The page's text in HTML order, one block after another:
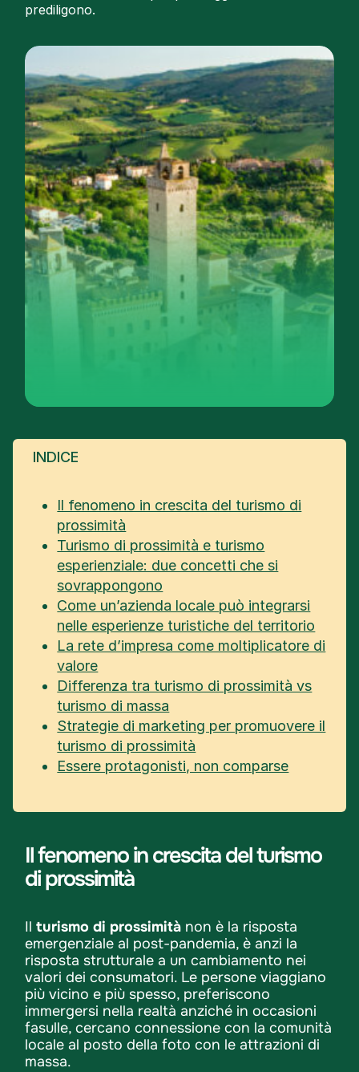
prediligono.
INDICE
Il fenomeno in crescita del turismo di
prossimità
Turismo di prossimità e turismo
esperienziale: due concetti che si
sovrappongono
Come un’azienda locale può integrarsi
nelle esperienze turistiche del territorio
La rete d’impresa come moltiplicatore di
valore
Differenza tra turismo di prossimità vs
turismo di massa
Strategie di marketing per promuovere il
turismo di prossimità
Essere protagonisti, non comparse
Il fenomeno in crescita del turismo
di prossimità
Ilturismo di prossimità non è la risposta
emergenziale al post-pandemia, è anzi la
risposta strutturale a un cambiamento nei
valori dei consumatori. Le persone viaggiano
più vicino e più spesso, preferiscono
immergersi nella realtà anziché in occasioni
fasulle, cercano connessione con la comunità
locale al posto della foto con le attrazioni di
massa.